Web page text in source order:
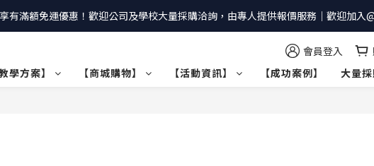
有滿額免運優惠！歡迎公司及學校大量採購洽詢，由專人提供報價服務｜歡迎加入
會員登入
學方案】
【商城購物】 【活動資訊】 【成功案例】 大量